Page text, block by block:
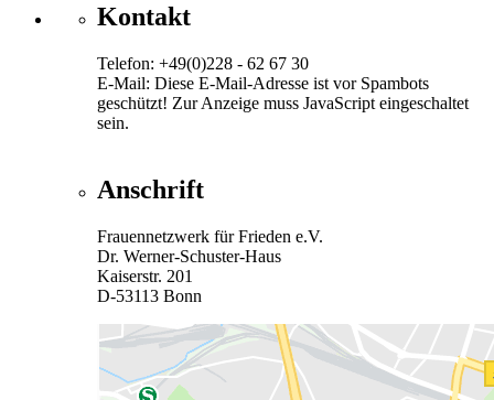
Kontakt
Telefon: +49(0)228 - 62 67 30
E-Mail: Diese E-Mail-Adresse ist vor Spambots
geschützt! Zur Anzeige muss JavaScript eingeschaltet
sein.
Anschrift
Frauennetzwerk für Frieden e.V.
Dr. Werner-Schuster-Haus
Kaiserstr. 201
D-53113 Bonn